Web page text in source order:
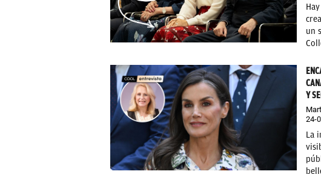
un
Y
24-
La